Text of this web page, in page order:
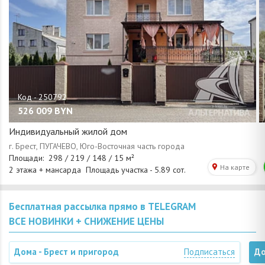
526 009 BYN
Индивидуальный жилой дом
Бесплатная рассылка прямо в TELEGRAM
ВСЕ НОВИНКИ + СНИЖЕНИЕ ЦЕНЫ
Дома - Брест и пригород Подписаться